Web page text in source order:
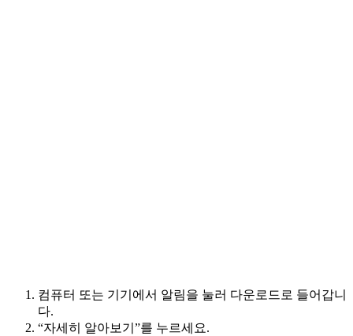
컴퓨터 또는 기기에서 알림을 눌러 다운로드로 들어갑니
다.
“자세히 알아보기”를 누르세요.